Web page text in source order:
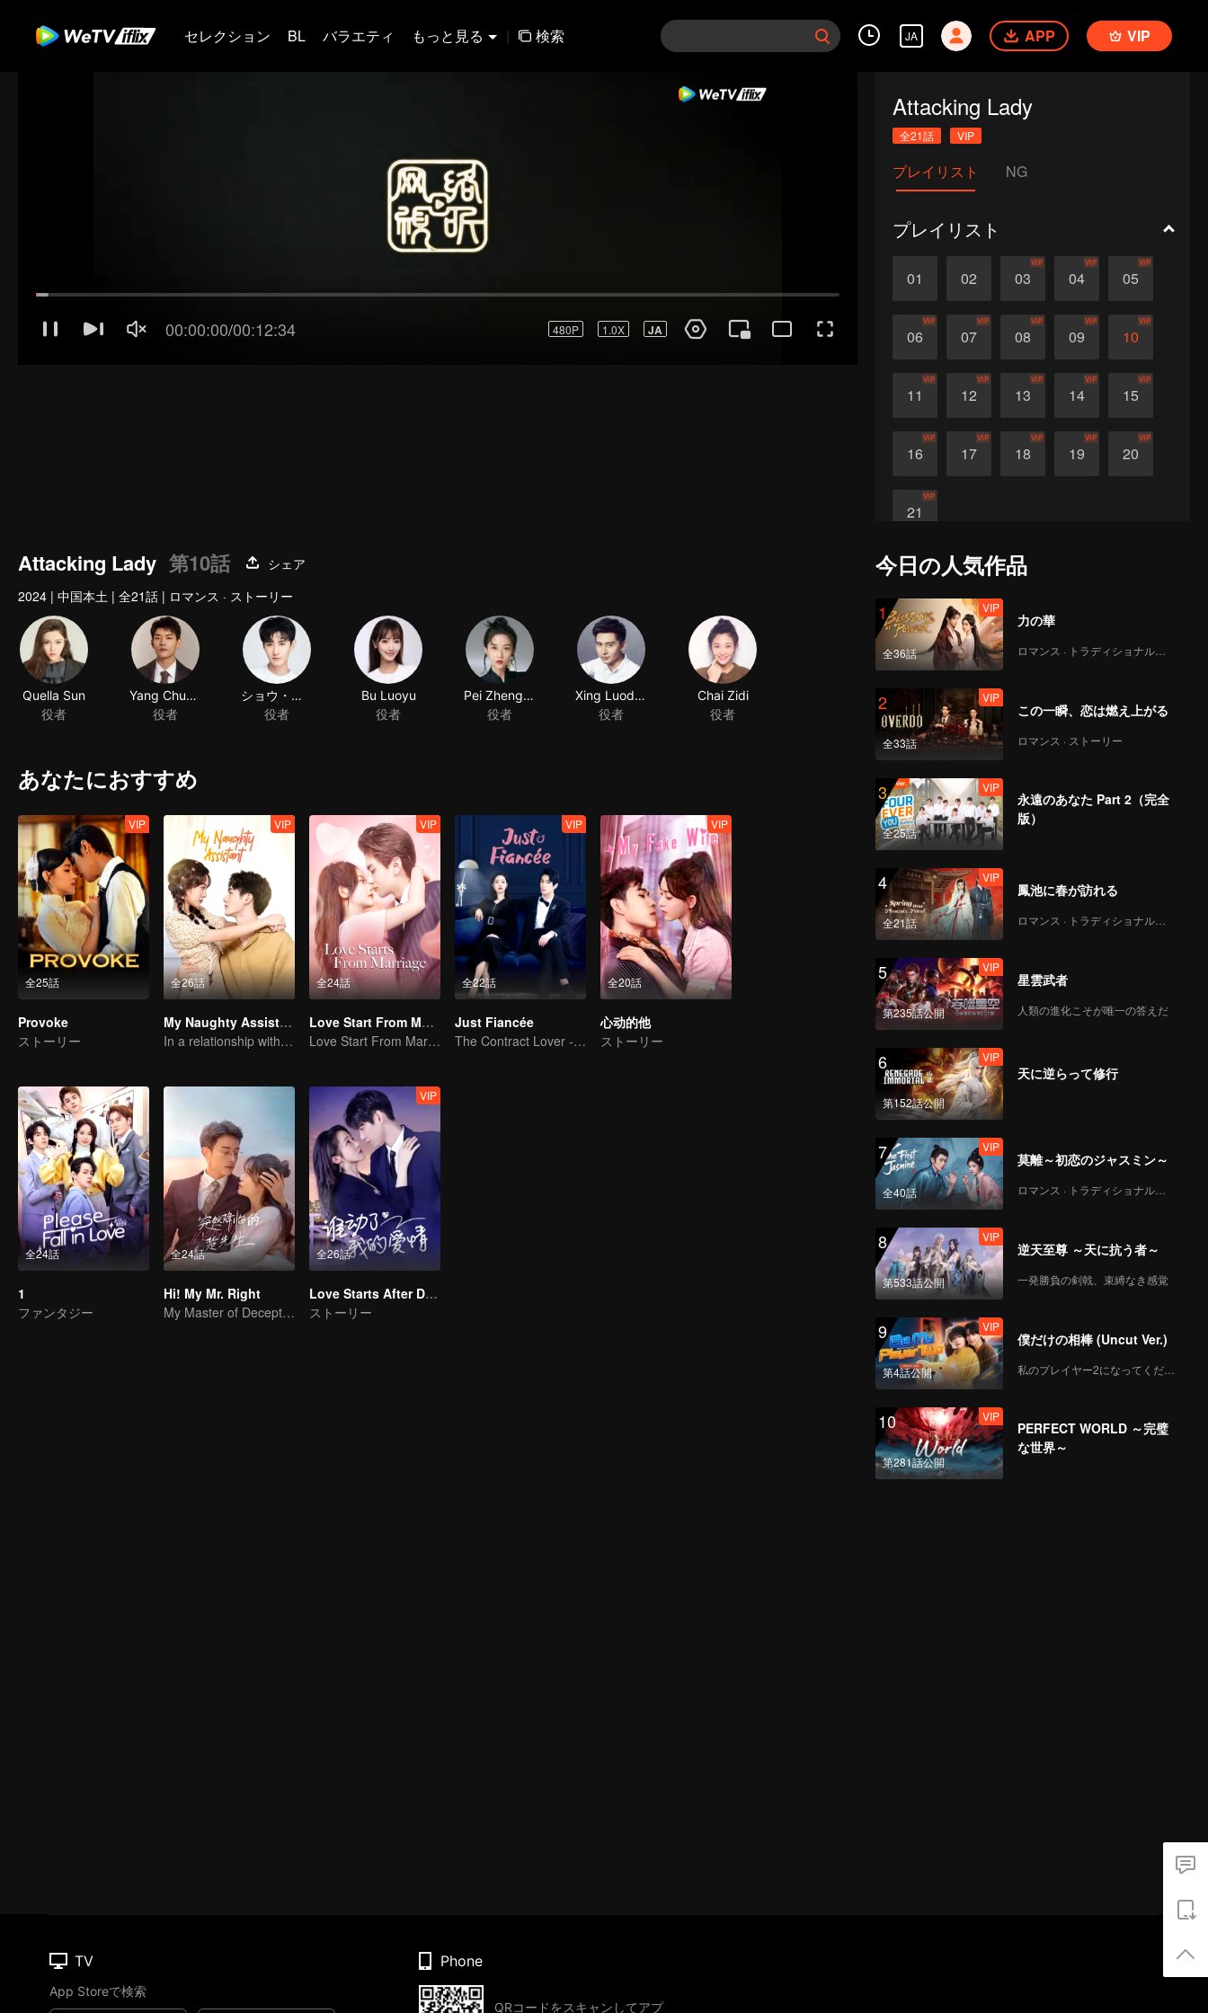
セレクション BL バラエティ もっと見る | 検索 JA APP VIP
Attacking Lady
全21話 VIP
プレイリスト NG
プレイリスト
01 02 03
VIP
04
VIP
05
VIP
06
VIP
07
VIP
08
VIP
09
VIP
10
VIP
11
VIP
12
VIP
13
VIP
14
VIP
15
VIP
16
VIP
17
VIP
18
VIP
19
VIP
20
VIP
21
VIP
Attacking Lady 第10話
シェア
2024 | 中国本土 | 全21話 | ロマンス · ストーリー
Quella Sun
役者
Yang Chuanbei
役者
ショウ・キンキ
役者
Bu Luoyu
役者
Pei Zhengzheng
役者
Xing Luodan
役者
あなたにおすすめ
全25話
VIP
Provoke
ストーリー
全26話
VIP
My Naughty Assistant
In a relationship with an idol
全24話
VIP
Love Start From Marriage
Love Start From Marriage
全22話
VIP
Just Fiancée
The Contract Lover - Fake Relationship and True Love
全20話
VIP
心动的他
ストーリー
全24話
1
ファンタジー
全24話
Hi! My Mr. Right
My Master of Deception Girlfriend
全26話
VIP
Love Starts After Divorce
ストーリー
今日の人気作品
1
全36話
VIP
力の華
ロマンス · トラディショナル・コスチューム
2
全33話
VIP
この一瞬、恋は燃え上がる
ロマンス · ストーリー
3
全25話
VIP
永遠のあなた Part 2（完全
版）
4
全21話
VIP
鳳池に春が訪れる
ロマンス · トラディショナル・コスチューム
5
第235話公開
VIP
星雲武者
人類の進化こそが唯一の答えだ
6
第152話公開
VIP
天に逆らって修行
7
全40話
VIP
莫離～初恋のジャスミン～
ロマンス · トラディショナル・コスチューム
8
第533話公開
VIP
逆天至尊 ～天に抗う者～
一発勝負の剣戟、束縛なき感覚
9
第4話公開
VIP
僕だけの相棒 (Uncut Ver.)
私のプレイヤー2になってください
10
第281話公開
VIP
PERFECT WORLD ～完璧
な世界～
TV
App Storeで検索
Phone
QRコードをスキャンしてアプ